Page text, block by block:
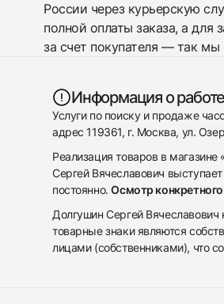
России через курьерскую
полной оплаты заказа, а для
за счет покупателя — так мы
Информация о
Услуги по поиску и продаже
адрес 119361, г. Москва, ул.
Реализация товаров в
Сергей Вячеславович
постоянно.Осмотр
Долгушин Сергей
товарные знаки являются
лицами (собственниками), что